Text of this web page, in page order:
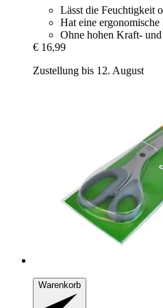
Lässt die Feuchtigkeit
Hat eine ergonomische
Ohne hohen Kraft-
€ 16,99
Zustellung bis 12. August
Warenkorb